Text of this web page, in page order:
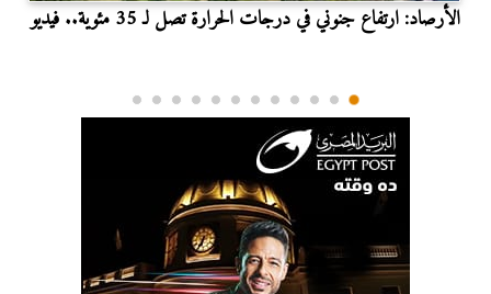
الأرصاد: ارتفاع جنوني في درجات الحرارة تصل لـ 35 مئوية.. فيديو